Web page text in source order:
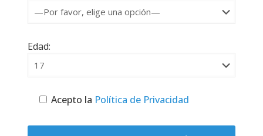
Edad:
Acepto la Política de Privacidad